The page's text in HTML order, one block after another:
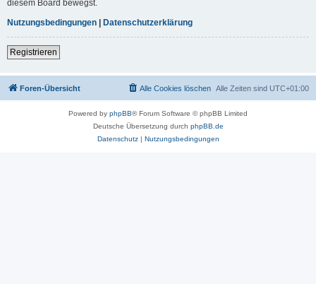
diesem Board bewegst.
Nutzungsbedingungen | Datenschutzerklärung
Registrieren
Foren-Übersicht Alle Zeiten sind UTC+01:00
Alle Cookies löschen
Powered by phpBB® Forum Software © phpBB Limited
Deutsche Übersetzung durch phpBB.de
Datenschutz| Nutzungsbedingungen